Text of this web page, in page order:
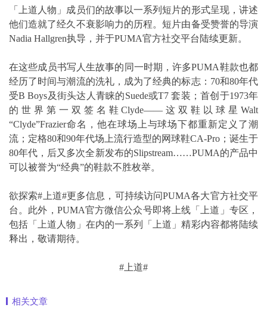
「上道人物」成员们的故事以一系列短片的形式呈现，讲述
他们造就了经久不衰影响力的历程。短片由备受赞誉的导演
Nadia Hallgren执导，并于PUMA官方社交平台陆续更新。
在这些成员书写人生故事的同一时期，许多PUMA鞋款也都
经历了时间与潮流的洗礼，成为了经典的标志：70和80年代
受B Boys及街头达人青睐的Suede或T7 套装；首创于1973年
的世界第一双签名鞋Clyde——这双鞋以球星Walt
“Clyde”Frazier命名，他在球场上与球场下都重新定义了潮
流；定格80和90年代场上流行造型的网球鞋CA-Pro；诞生于
80年代，后又多次全新发布的Slipstream……PUMA的产品中
可以被誉为“经典”的鞋款不胜枚举。
欲探索#上道#更多信息，可持续访问PUMA各大官方社交平
台。此外，PUMA官方微信公众号即将上线「上道」专区，
包括「上道人物」在内的一系列「上道」精彩内容都将陆续
释出，敬请期待。
#上道#
相关文章